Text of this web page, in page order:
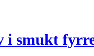
i smukt